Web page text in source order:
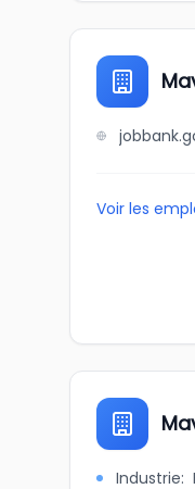
Voir les
Industrie: